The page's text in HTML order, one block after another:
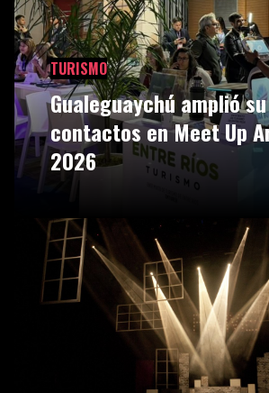
TURISMO
Gualeguaychú amplió
contactos en Meet Up
2026